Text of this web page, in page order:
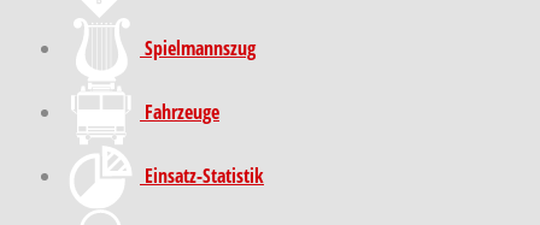
Spielmannszug
Fahrzeuge
Einsatz-Statistik